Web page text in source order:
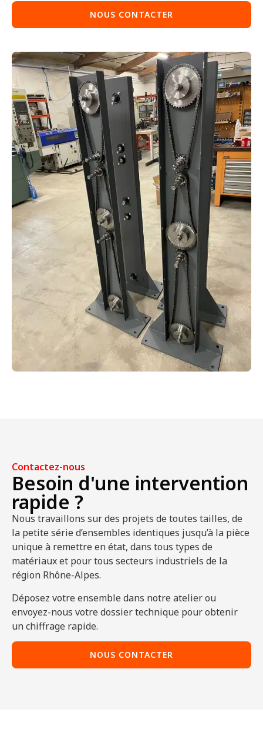
NOUS CONTACTER
Besoin d'une intervention
rapide ?
Contactez-nous
Nous travaillons sur des projets de toutes tailles, de
la petite série d’ensembles identiques jusqu’à la pièce
unique à remettre en état, dans tous types de
matériaux et pour tous secteurs industriels de la
région Rhône-Alpes.
Déposez votre ensemble dans notre atelier ou
envoyez-nous votre dossier technique pour obtenir
un chiffrage rapide.
NOUS CONTACTER